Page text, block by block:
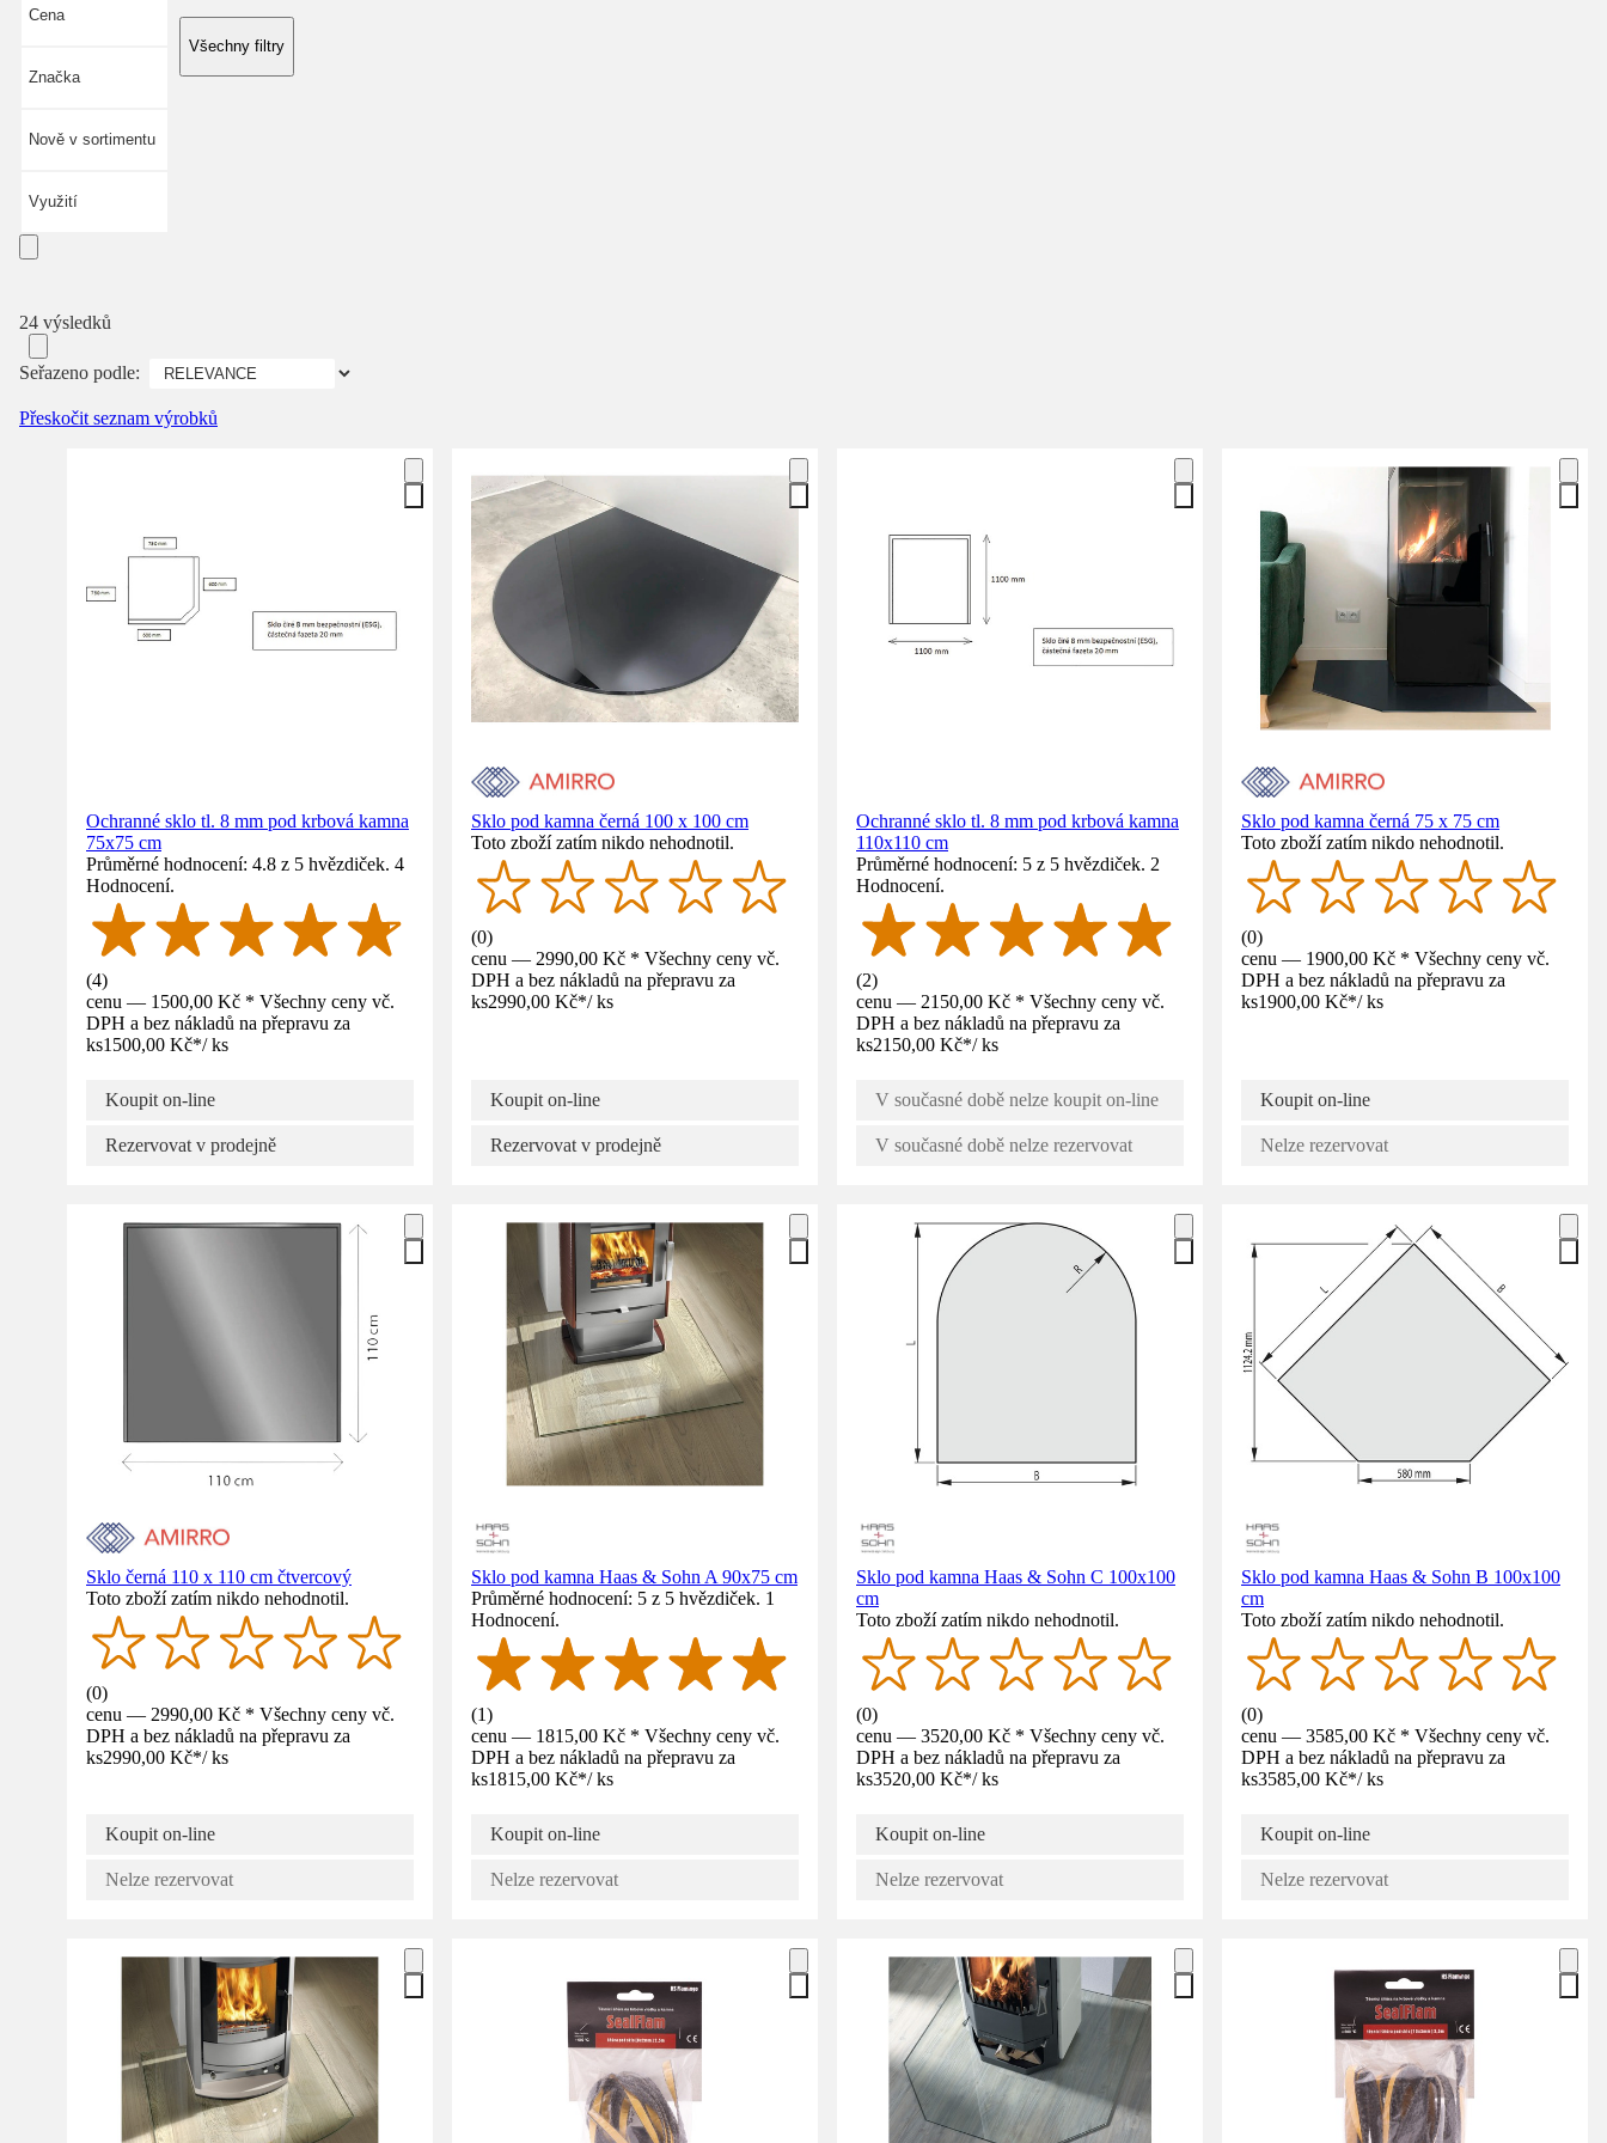
Cena
Značka
Nově v sortimentu
Využití
Všechny filtry
24 výsledků
Seřazeno podle:
Přeskočit seznam výrobků
Ochranné sklo tl. 8 mm pod krbová kamna
75x75 cm
Průměrné hodnocení: 4.8 z 5 hvězdiček. 4
Hodnocení.
(4)
cenu — 1500,00 Kč * Všechny ceny vč.
DPH a bez nákladů na přepravu za
ks1500,00 Kč*/ ks
Koupit on-line
Rezervovat v prodejně
Sklo pod kamna černá 100 x 100 cm
Toto zboží zatím nikdo nehodnotil.
(0)
cenu — 2990,00 Kč * Všechny ceny vč.
DPH a bez nákladů na přepravu za
ks2990,00 Kč*/ ks
Koupit on-line
Rezervovat v prodejně
Ochranné sklo tl. 8 mm pod krbová kamna
110x110 cm
Průměrné hodnocení: 5 z 5 hvězdiček. 2
Hodnocení.
(2)
cenu — 2150,00 Kč * Všechny ceny vč.
DPH a bez nákladů na přepravu za
ks2150,00 Kč*/ ks
V současné době nelze koupit on-line
V současné době nelze rezervovat
Sklo pod kamna černá 75 x 75 cm
Toto zboží zatím nikdo nehodnotil.
(0)
cenu — 1900,00 Kč * Všechny ceny vč.
DPH a bez nákladů na přepravu za
ks1900,00 Kč*/ ks
Koupit on-line
Nelze rezervovat
Sklo černá 110 x 110 cm čtvercový
Toto zboží zatím nikdo nehodnotil.
(0)
cenu — 2990,00 Kč * Všechny ceny vč.
DPH a bez nákladů na přepravu za
ks2990,00 Kč*/ ks
Koupit on-line
Nelze rezervovat
Sklo pod kamna Haas & Sohn A 90x75 cm
Průměrné hodnocení: 5 z 5 hvězdiček. 1
Hodnocení.
(1)
cenu — 1815,00 Kč * Všechny ceny vč.
DPH a bez nákladů na přepravu za
ks1815,00 Kč*/ ks
Koupit on-line
Nelze rezervovat
Sklo pod kamna Haas & Sohn C 100x100
cm
Toto zboží zatím nikdo nehodnotil.
(0)
cenu — 3520,00 Kč * Všechny ceny vč.
DPH a bez nákladů na přepravu za
ks3520,00 Kč*/ ks
Koupit on-line
Nelze rezervovat
Sklo pod kamna Haas & Sohn B 100x100
cm
Toto zboží zatím nikdo nehodnotil.
(0)
cenu — 3585,00 Kč * Všechny ceny vč.
DPH a bez nákladů na přepravu za
ks3585,00 Kč*/ ks
Koupit on-line
Nelze rezervovat